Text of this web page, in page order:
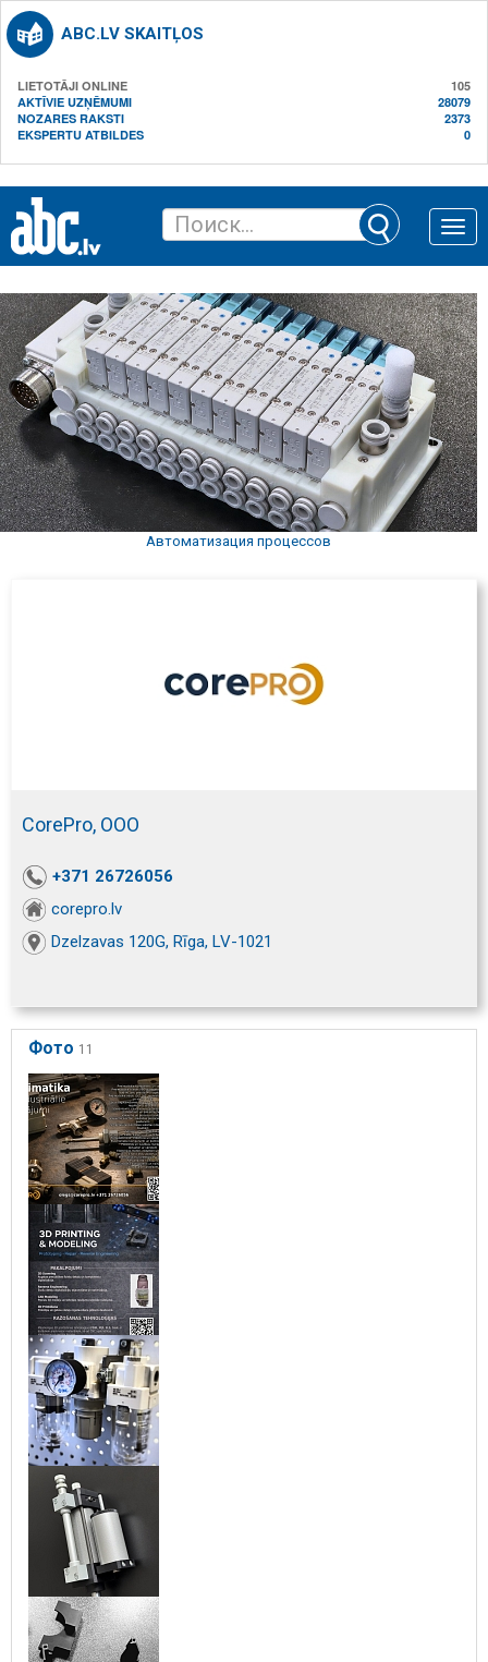
ABC.LV SKAITĻOS
LIETOTĀJI ONLINE
105
AKTĪVIE UZŅĒMUMI
28079
NOZARES RAKSTI
2373
EKSPERTU ATBILDES
0
Toggle
Автоматизация процессов
CorePro, ООО
+371 26726056
corepro.lv
Dzelzavas 120G, Rīga, LV-1021
Фото 11